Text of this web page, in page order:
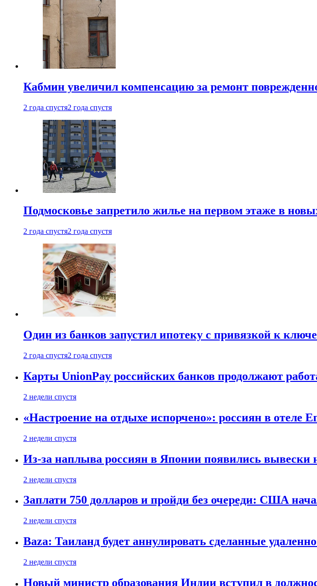
Кабмин увеличил компенсацию за ремонт
2 года спустя2 года спустя
Подмосковье запретило жилье на первом этаже в
2 года спустя2 года спустя
Один из банков запустил ипотеку с привязкой к
2 года спустя2 года спустя
Карты UnionPay российских банков продолжают
2 недели спустя
«Настроение на отдыхе испорчено»: россиян в отеле
2 недели спустя
Из-за наплыва россиян в Японии появились вывески
2 недели спустя
Заплати 750 долларов и пройди без очереди: США
2 недели спустя
Baza: Таиланд будет аннулировать сделанные
2 недели спустя
Новый министр образования Индии вступил в